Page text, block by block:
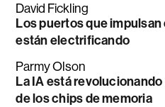
David Fickling
Los puertos que
están electrificando
Parmy Olson
La IA está
de los chips de memoria